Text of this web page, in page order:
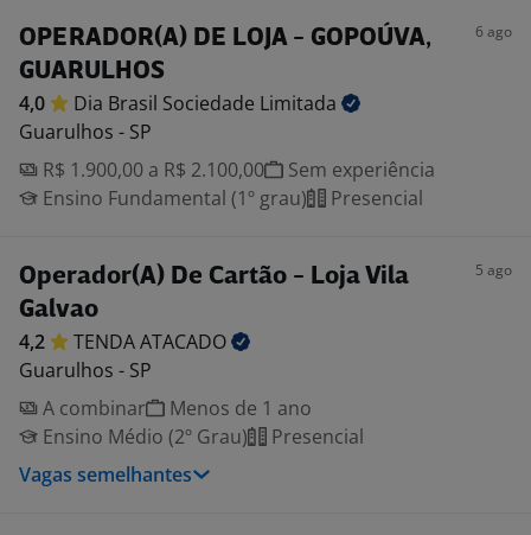
OPERADOR(A) DE LOJA - GOPOÚVA,
GUARULHOS
6 ago
4,0 Dia Brasil Sociedade Limitada
Guarulhos - SP
R$ 1.900,00 a R$ 2.100,00
Sem experiência
Ensino Fundamental (1º grau)
Presencial
Operador(A) De Cartão - Loja Vila
Galvao
5 ago
4,2 TENDAATACADO
Guarulhos - SP
A combinar
Menos de 1 ano
Ensino Médio (2º Grau)
Presencial
Vagas semelhantes